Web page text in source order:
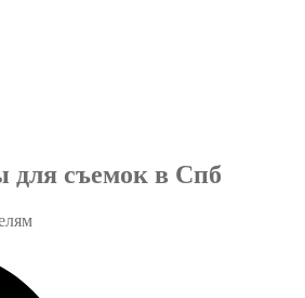
для съемок в Спб